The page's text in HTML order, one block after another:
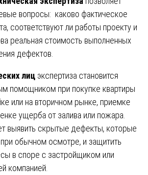
вопросы: каково фактическое
соответствуют ли работы проекту и
реальная стоимость выполненных
дефектов.
лиц экспертиза становится
помощником при покупке квартиры
или на вторичном рынке, приемке
ущерба от залива или пожара.
выявить скрытые дефекты, которые
обычном осмотре, и защитить
в споре с застройщиком или
компанией.